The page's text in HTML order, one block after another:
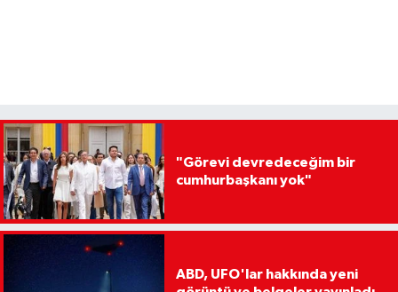
"Görevi devredeceğim bir
cumhurbaşkanı yok"
ABD, UFO'lar hakkında yeni